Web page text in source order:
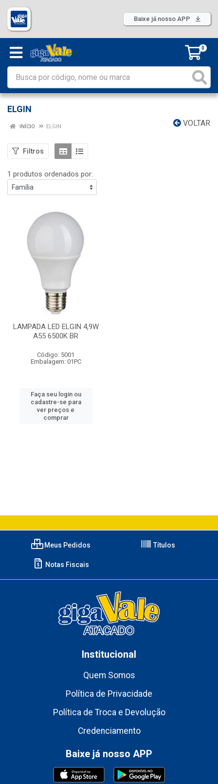
Baixe já nosso APP
0
ELGIN
VOLTAR
INÍCIO ELGIN
Filtros
1 produtos ordenados por:
LAMPADA LED ELGIN 4,9W
A55 6500K BR
Código: 5001
Embalagem: 01PC
Faça seu login ou
cadastre-se para
ver preços e
comprar
Meus Pedidos Títulos
Notas Fiscais
Institucional
Quem Somos
Política de Privacidade
Política de Troca e Devolução
Credenciamento
Baixe já nosso APP